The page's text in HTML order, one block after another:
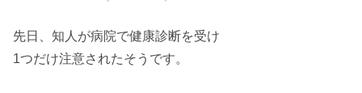
先日、知人が病院で健康診断を受け
1つだけ注意されたそうです。